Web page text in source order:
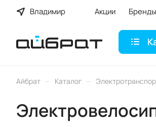
Владимир Акции Бренды
Айбрат – Каталог –